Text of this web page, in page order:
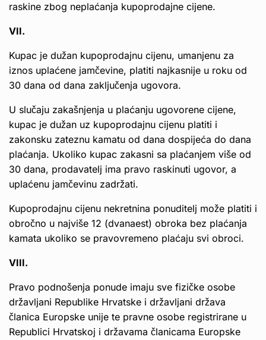
raskine zbog neplaćanja kupoprodajne cijene.
VII.
Kupac je dužan kupoprodajnu cijenu, umanjenu za
iznos uplaćene jamčevine, platiti najkasnije u roku od
30 dana od dana zaključenja ugovora.
U slučaju zakašnjenja u plaćanju ugovorene cijene,
kupac je dužan uz kupoprodajnu cijenu platiti i
zakonsku zateznu kamatu od dana dospijeća do dana
plaćanja. Ukoliko kupac zakasni sa plaćanjem više od
30 dana, prodavatelj ima pravo raskinuti ugovor, a
uplaćenu jamčevinu zadržati.
Kupoprodajnu cijenu nekretnina ponuditelj može platiti i
obročno u najviše 12 (dvanaest) obroka bez plaćanja
kamata ukoliko se pravovremeno plaćaju svi obroci.
VIII.
Pravo podnošenja ponude imaju sve fizičke osobe
državljani Republike Hrvatske i državljani država
članica Europske unije te pravne osobe registrirane u
Republici Hrvatskoj i državama članicama Europske